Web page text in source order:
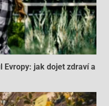
Evropy: jak dojet zdraví a